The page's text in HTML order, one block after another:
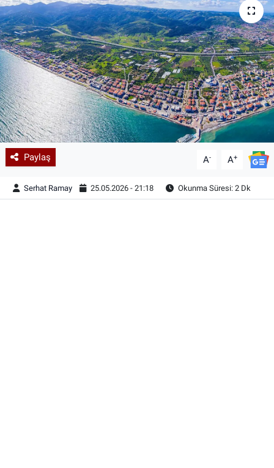
Paylaş A- A+
Serhat Ramay 25.05.2026 - 21:18 Okunma Süresi: 2 Dk